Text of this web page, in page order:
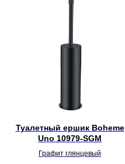
Туалетный ершик Boheme
Uno 10979-SGM
Графит глянцевый